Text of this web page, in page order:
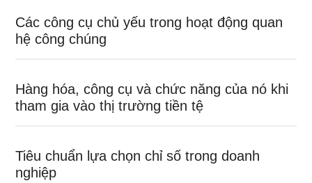
Các công cụ chủ yếu trong hoạt động quan
hệ công chúng
Hàng hóa, công cụ và chức năng của nó khi
tham gia vào thị trường tiền tệ
Tiêu chuẩn lựa chọn chỉ số trong doanh
nghiệp